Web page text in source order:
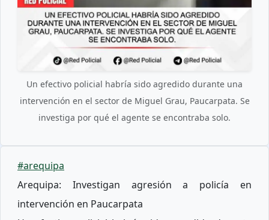
Un efectivo policial habría sido agredido durante una
intervención en el sector de Miguel Grau, Paucarpata. Se
investiga por qué el agente se encontraba solo.
#arequipa
Arequipa: Investigan agresión a policía en
intervención en Paucarpata